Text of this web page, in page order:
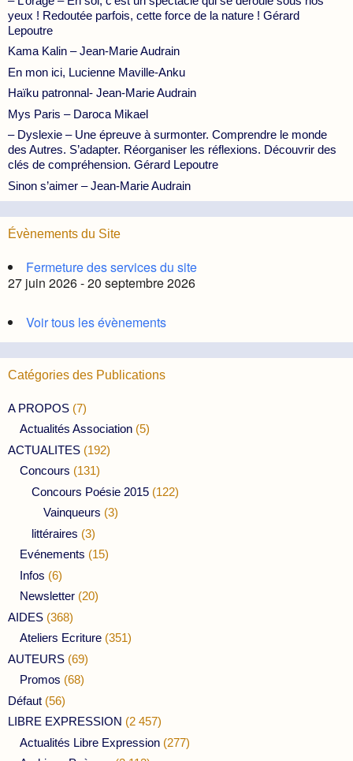
yeux ! Redoutée parfois, cette force de la nature ! Gérard
Lepoutre
Kama Kalin – Jean-Marie Audrain
En mon ici, Lucienne Maville-Anku
Haïku patronnal- Jean-Marie Audrain
Mys Paris – Daroca Mikael
– Dyslexie – Une épreuve à surmonter. Comprendre le monde
des Autres. S’adapter. Réorganiser les réflexions. Découvrir des
clés de compréhension. Gérard Lepoutre
Sinon s’aimer – Jean-Marie Audrain
Évènements du Site
Fermeture des services du site
27 juin 2026 - 20 septembre 2026
Voir tous les évènements
Catégories des Publications
A PROPOS (7)
Actualités Association (5)
ACTUALITES (192)
Concours (131)
Concours Poésie 2015 (122)
Vainqueurs (3)
littéraires (3)
Evénements (15)
Infos (6)
Newsletter (20)
AIDES (368)
Ateliers Ecriture (351)
AUTEURS (69)
Promos (68)
Défaut (56)
LIBRE EXPRESSION (2 457)
Actualités Libre Expression (277)